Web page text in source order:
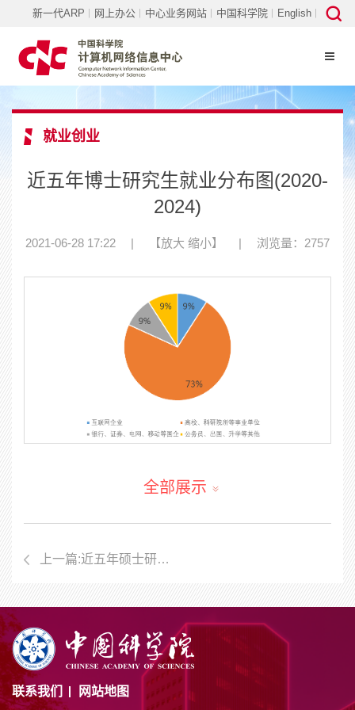
新一代ARP 网上办公 中心业务网站 中国科学院 English
就业创业
近五年博士研究生就业分布图(2020-
2024)
2021-06-28 17:22 【放大 缩小】 浏览量：2757
全部展示
上一篇:近五年硕士研究生就业分布图(2020-2024)
联系我们 网站地图